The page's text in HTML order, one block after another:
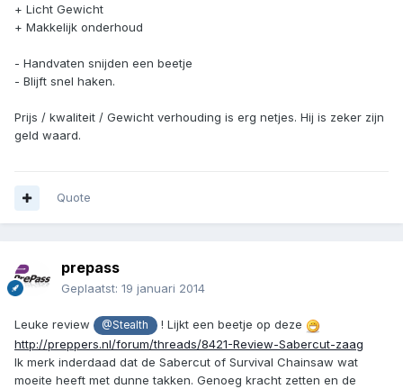
+ Licht Gewicht
+ Makkelijk onderhoud
- Handvaten snijden een beetje
- Blijft snel haken.
Prijs / kwaliteit / Gewicht verhouding is erg netjes. Hij is zeker zijn
geld waard.
Quote
prepass
Geplaatst: 19 januari 2014
Leuke review @Stealth
! Lijkt een beetje op deze
http://preppers.nl/forum/threads/8421-Review-Sabercut-zaag
Ik merk inderdaad dat de Sabercut of Survival Chainsaw wat
moeite heeft met dunne takken. Genoeg kracht zetten en de